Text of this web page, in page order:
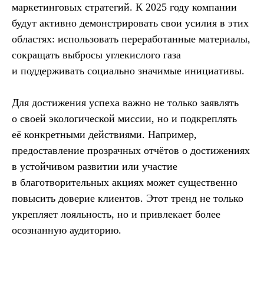
маркетинговых стратегий. К 2025 году компании
будут активно демонстрировать свои усилия в этих
областях: использовать переработанные материалы,
сокращать выбросы углекислого газа
и поддерживать социально значимые инициативы.
Для достижения успеха важно не только заявлять
о своей экологической миссии, но и подкреплять
её конкретными действиями. Например,
предоставление прозрачных отчётов о достижениях
в устойчивом развитии или участие
в благотворительных акциях может существенно
повысить доверие клиентов. Этот тренд не только
укрепляет лояльность, но и привлекает более
осознанную аудиторию.